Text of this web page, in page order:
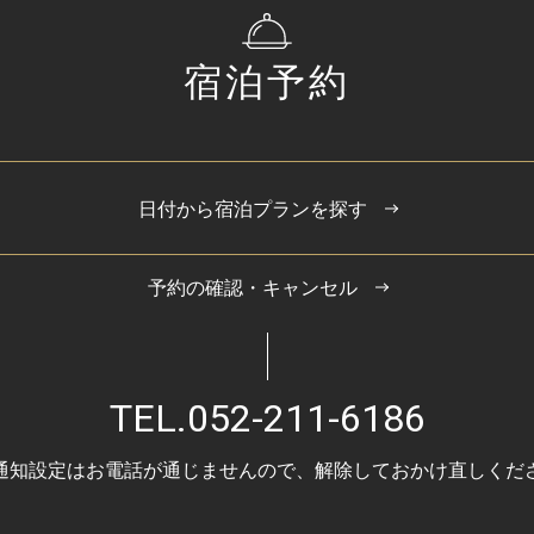
宿泊予約
日付から宿泊プランを探す
予約の確認・キャンセル
TEL.052-211-6186
設定はお電話が通じませんので、 解除しておかけ直しくだ